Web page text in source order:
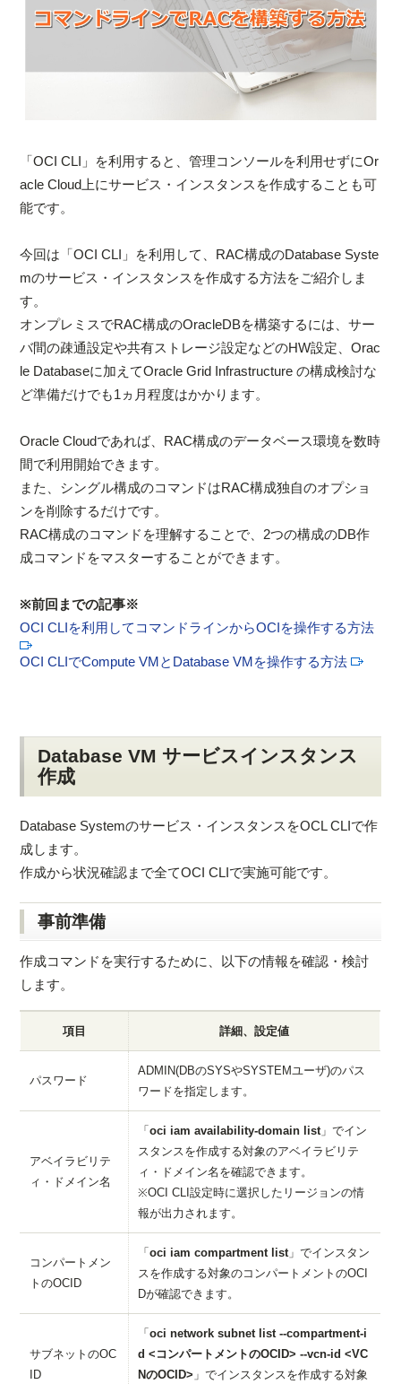
「OCI CLI」を利用すると、管理コンソールを利用せずにOr
acle Cloud上にサービス・インスタンスを作成することも可
能です。
今回は「OCI CLI」を利用して、RAC構成のDatabase Syste
mのサービス・インスタンスを作成する方法をご紹介しま
す。
オンプレミスでRAC構成のOracleDBを構築するには、サー
バ間の疎通設定や共有ストレージ設定などのHW設定、Orac
le Databaseに加えてOracle Grid Infrastructure の構成検討な
ど準備だけでも1ヵ月程度はかかります。
Oracle Cloudであれば、RAC構成のデータベース環境を数時
間で利用開始できます。
また、シングル構成のコマンドはRAC構成独自のオプショ
ンを削除するだけです。
RAC構成のコマンドを理解することで、2つの構成のDB作
成コマンドをマスターすることができます。
※前回までの記事※
OCI CLIを利用してコマンドラインからOCIを操作する方法
OCI CLIでCompute VMとDatabase VMを操作する方法
Database VM サービスインスタンス
作成
Database Systemのサービス・インスタンスをOCL CLIで作
成します。
作成から状況確認まで全てOCI CLIで実施可能です。
事前準備
作成コマンドを実行するために、以下の情報を確認・検討
します。
項目 詳細、設定値
パスワード
ADMIN(DBのSYSやSYSTEMユーザ)のパス
ワードを指定します。
アベイラビリテ
ィ・ドメイン名
「oci iam availability-domain list」でイン
スタンスを作成する対象のアベイラビリテ
ィ・ドメイン名を確認できます。
※OCI CLI設定時に選択したリージョンの情
報が出力されます。
コンパートメン
トのOCID
「oci iam compartment list」でインスタン
スを作成する対象のコンパートメントのOCI
Dが確認できます。
サブネットのOC
ID
「oci network subnet list --compartment-i
d <コンパートメントのOCID> --vcn-id <VC
NのOCID> 」でインスタンスを作成する対象